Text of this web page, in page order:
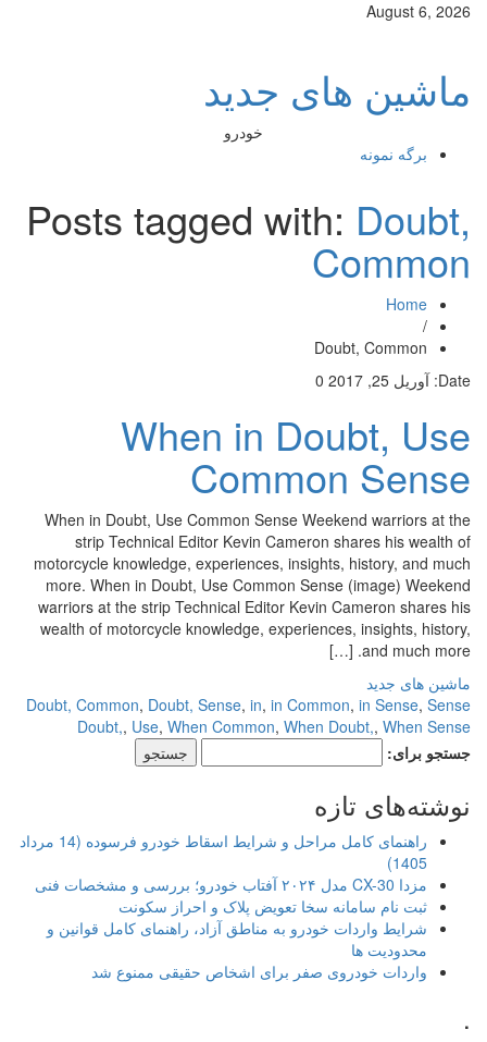
August 6, 2026
ماشین های جدید
خودرو
برگه نمونه
Posts tagged with:Doubt,
Common
Home
/
Doubt, Common
Date: آوریل 25, 2017 0
When in Doubt, Use
Common Sense
When in Doubt, Use Common Sense Weekend warriors at the
strip Technical Editor Kevin Cameron shares his wealth of
motorcycle knowledge, experiences, insights, history, and much
more. When in Doubt, Use Common Sense (image) Weekend
warriors at the strip Technical Editor Kevin Cameron shares his
wealth of motorcycle knowledge, experiences, insights, history,
and much more. […]
ماشین های جدید
Doubt, Common,Doubt, Sense, in, in Common, in Sense,Sense
Doubt,,Use,When Common,When Doubt,,When Sense
جستجو برای:
نوشته‌های تازه
راهنمای کامل مراحل و شرایط اسقاط خودرو فرسوده (14 مرداد
1405)
مزدا CX-30 مدل ۲۰۲۴ آفتاب خودرو؛ بررسی و مشخصات فنی
ثبت نام سامانه سخا تعویض پلاک و احراز سکونت
شرایط واردات خودرو به مناطق آزاد، راهنمای کامل قوانین و
محدودیت ها
واردات خودروی صفر برای اشخاص حقیقی ممنوع شد